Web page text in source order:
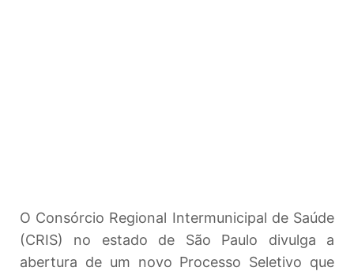
O Consórcio Regional Intermunicipal de Saúde
(CRIS) no estado de São Paulo divulga a
abertura de um novo Processo Seletivo que